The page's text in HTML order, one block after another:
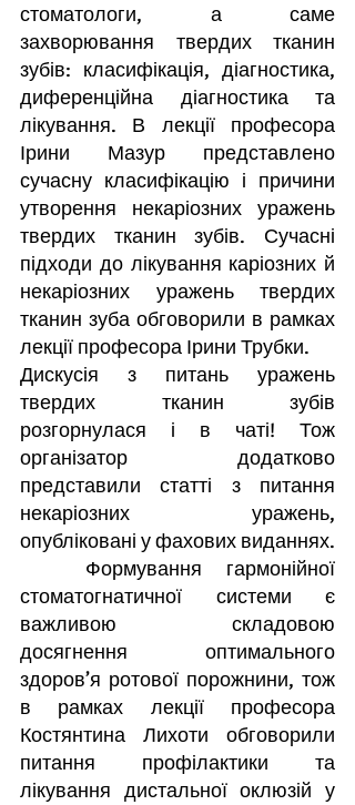
стоматологи, а саме
захворювання твердих тканин
зубів: класифікація, діагностика,
диференційна діагностика та
лікування. В лекції професора
Ірини Мазур представлено
сучасну класифікацію і причини
утворення некаріозних уражень
твердих тканин зубів. Сучасні
підходи до лікування каріозних й
некаріозних уражень твердих
тканин зуба обговорили в рамках
лекції професора Ірини Трубки.
Дискусія з питань уражень
твердих тканин зубів
розгорнулася і в чаті! Тож
організатор додатково
представили статті з питання
некаріозних уражень,
опубліковані у фахових виданнях.
стоматогнатичної системи є
важливою складовою
досягнення оптимального
здоров’я ротової порожнини, тож
в рамках лекції професора
Костянтина Лихоти обговорили
питання профілактики та
лікування дистальної оклюзій у